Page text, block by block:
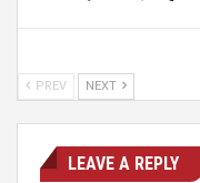
PREV NEXT
LEAVE A REPLY